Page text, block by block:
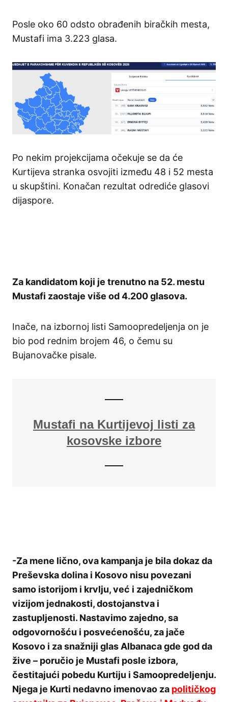
Posle oko 60 odsto obrađenih biračkih mesta,
Mustafi ima 3.223 glasa.
Po nekim projekcijama očekuje se da će
Kurtijeva stranka osvojiti između 48 i 52 mesta
u skupštini. Konačan rezultat odrediće glasovi
dijaspore.
Za kandidatom koji je trenutno na 52. mestu
Mustafi zaostaje više od 4.200 glasova.
Inače, na izbornoj listi Samoopredeljenja on je
bio pod rednim brojem 46, o čemu su
Bujanovačke pisale.
Mustafi na Kurtijevoj listi za
kosovske izbore
-Za mene lično, ova kampanja je bila dokaz da
Preševska dolina i Kosovo nisu povezani
samo istorijom i krvlju, već i zajedničkom
vizijom jednakosti, dostojanstva i
zastupljenosti. Nastavimo zajedno, sa
odgovornošću i posvećenošću, za jače
Kosovo i za snažniji glas Albanaca gde god da
žive – poručio je Mustafi posle izbora,
čestitajući pobedu Kurtiju i Samoopredeljenju.
Njega je Kurti nedavno imenovao za političkog